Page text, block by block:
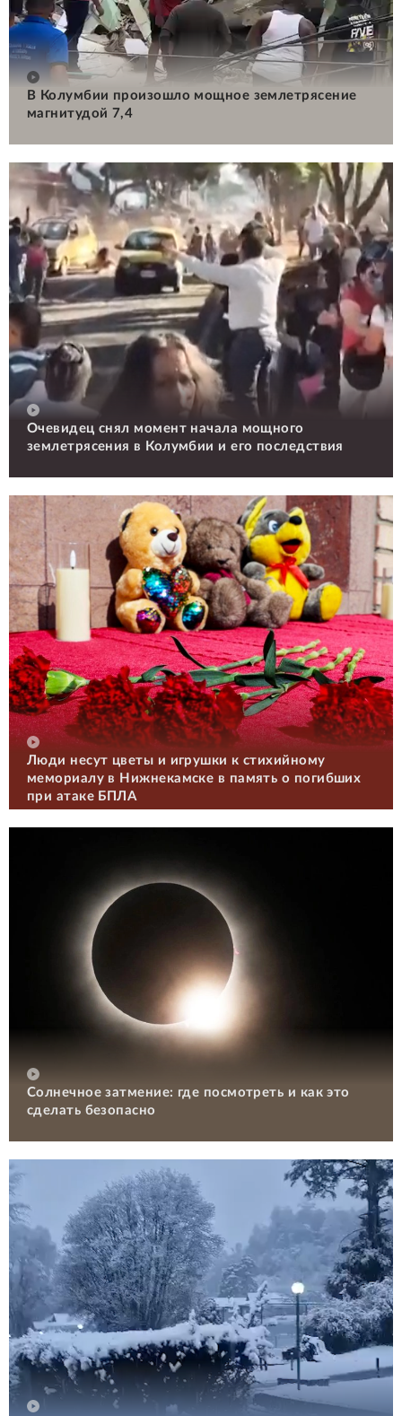
В Колумбии произошло мощное землетрясение
магнитудой 7,4
Очевидец снял момент начала мощного
землетрясения в Колумбии и его последствия
Люди несут цветы и игрушки к стихийному
мемориалу в Нижнекамске в память о погибших
при атаке БПЛА
Солнечное затмение: где посмотреть и как это
сделать безопасно